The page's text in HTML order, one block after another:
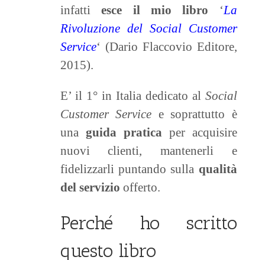
infattiesce il mio libro ‘La
Rivoluzione del Social Customer
Service‘ (Dario Flaccovio Editore,
2015).
E’ il 1° in Italia dedicato al Social
Customer Service e soprattutto è
una guida pratica per acquisire
nuovi clienti, mantenerli e
fidelizzarli puntando sulla qualità
del servizio offerto.
Perché ho scritto
questo libro